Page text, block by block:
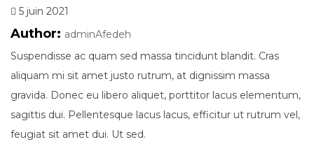
5 juin 2021
Author: adminAfedeh
Suspendisse ac quam sed massa tincidunt blandit. Cras
aliquam mi sit amet justo rutrum, at dignissim massa
gravida. Donec eu libero aliquet, porttitor lacus elementum,
sagittis dui. Pellentesque lacus lacus, efficitur ut rutrum vel,
feugiat sit amet dui. Ut sed.